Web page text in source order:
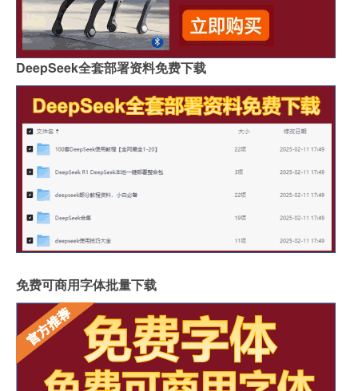
DeepSeek全套部署资料免费下载
免费可商用字体批量下载